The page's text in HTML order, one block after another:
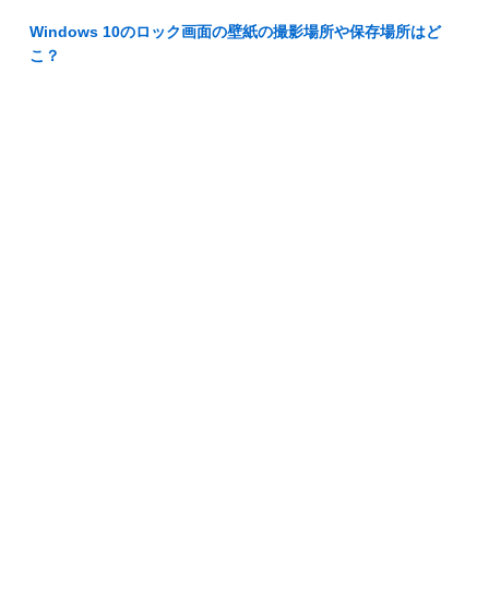
Windows 10のロック画面の壁紙の撮影場所や保存場所はど
こ？